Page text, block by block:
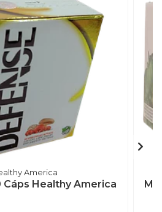
America
Cáps Healthy America